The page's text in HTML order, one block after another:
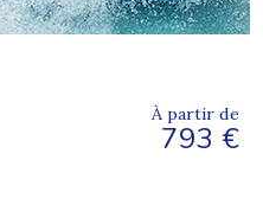
À partir de
793 €